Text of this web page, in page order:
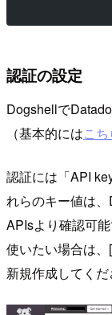
認証の設定
Dogshellで
（基本的にはこち
認証には「API
れらのキー値は
APIsより確認可
使いたい場合は
新規作成してくだ